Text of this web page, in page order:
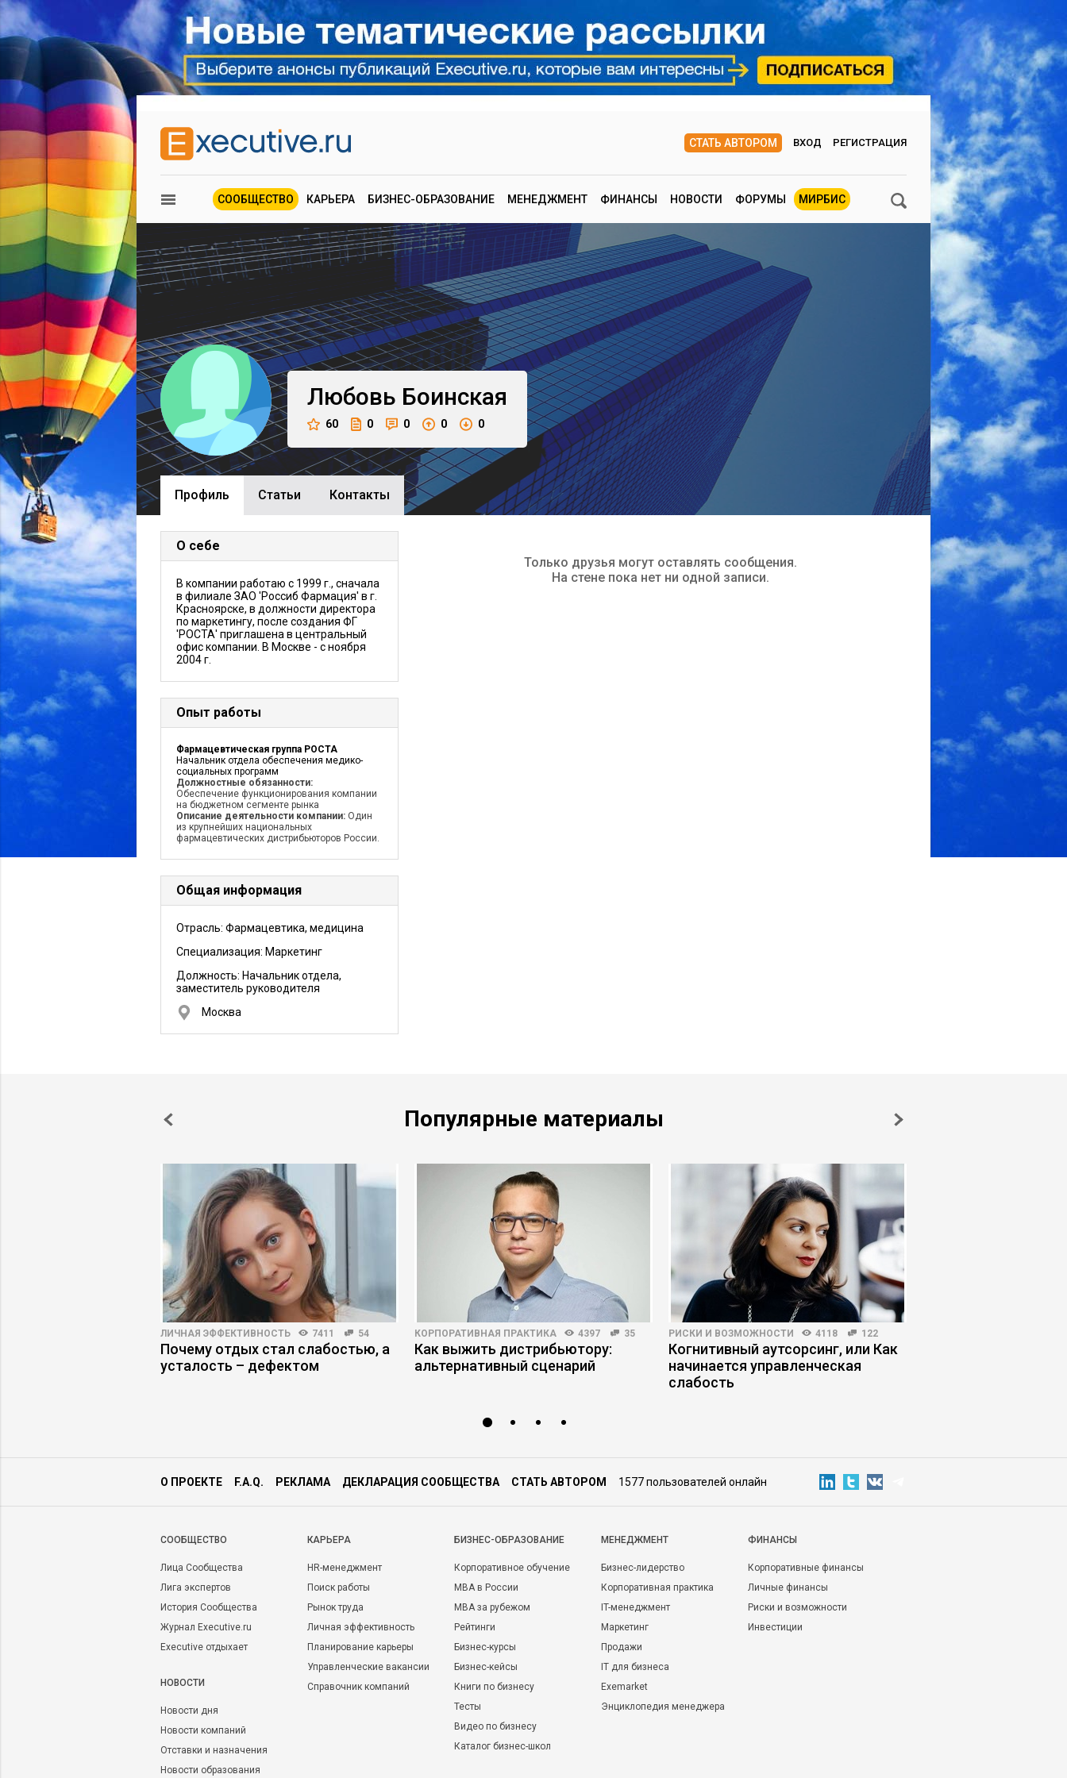
СТАТЬ АВТОРОМ ВХОД РЕГИСТРАЦИЯ
СООБЩЕСТВО КАРЬЕРА БИЗНЕС-ОБРАЗОВАНИЕ МЕНЕДЖМЕНТ ФИНАНСЫ НОВОСТИ ФОРУМЫ МИРБИС
Любовь Боинская
60 0 0 0 0
Профиль Cтатьи Контакты
О себе
В компании работаю с 1999 г., сначала
в филиале ЗАО 'Россиб Фармация' в г.
Красноярске, в должности директора
по маркетингу, после создания ФГ
'РОСТА' приглашена в центральный
офис компании. В Москве - с ноября
2004 г.
Опыт работы
Фармацевтическая группа РОСТА
Начальник отдела обеспечения медико-
социальных программ
Должностные обязанности:
Обеспечение функционирования компании
на бюджетном сегменте рынка
Описание деятельности компании: Один
из крупнейших национальных
фармацевтических дистрибьюторов России.
Общая информация
Отрасль: Фармацевтика, медицина
Специализация: Маркетинг
Должность: Начальник отдела,
заместитель руководителя
Москва
Только друзья могут оставлять сообщения.
На стене пока нет ни одной записи.
Популярные материалы
ЛИЧНАЯ ЭФФЕКТИВНОСТЬ 7411 54
Почему отдых стал слабостью, а
усталость – дефектом
КОРПОРАТИВНАЯ ПРАКТИКА 4397 35
Как выжить дистрибьютору:
альтернативный сценарий
РИСКИ И ВОЗМОЖНОСТИ 4118 122
Когнитивный аутсорсинг, или Как
начинается управленческая
слабость
О ПРОЕКТЕ F.A.Q. РЕКЛАМА ДЕКЛАРАЦИЯ СООБЩЕСТВА СТАТЬ АВТОРОМ 1577 пользователей онлайн
CООБЩЕСТВО
Лица Сообщества
Лига экспертов
История Сообщества
Журнал Executive.ru
Executive отдыхает
НОВОСТИ
Новости дня
Новости компаний
Отставки и назначения
Новости образования
КАРЬЕРА
HR-менеджмент
Поиск работы
Рынок труда
Личная эффективность
Планирование карьеры
Управленческие вакансии
Справочник компаний
БИЗНЕС-ОБРАЗОВАНИЕ
Корпоративное обучение
MBA в России
MBA за рубежом
Рейтинги
Бизнес-курсы
Бизнес-кейсы
Книги по бизнесу
Тесты
Видео по бизнесу
Каталог бизнес-школ
МЕНЕДЖМЕНТ
Бизнес-лидерство
Корпоративная практика
IT-менеджмент
Маркетинг
Продажи
IT для бизнеса
Exemarket
Энциклопедия менеджера
ФИНАНСЫ
Корпоративные финансы
Личные финансы
Риски и возможности
Инвестиции